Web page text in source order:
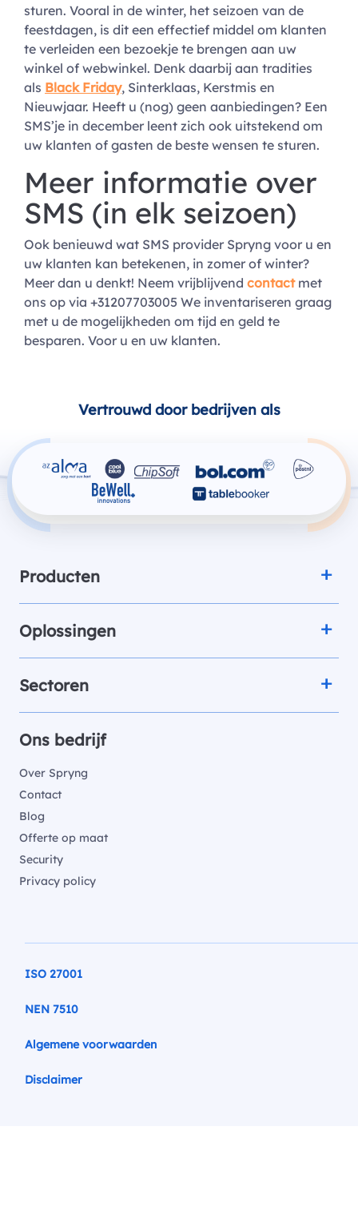
sturen. Vooral in de winter, het seizoen van de
feestdagen, is dit een effectief middel om klanten
te verleiden een bezoekje te brengen aan uw
winkel of webwinkel. Denk daarbij aan tradities
als Black Friday, Sinterklaas, Kerstmis en
Nieuwjaar. Heeft u (nog) geen aanbiedingen? Een
SMS’je in december leent zich ook uitstekend om
uw klanten of gasten de beste wensen te sturen.
Meer informatie over
SMS (in elk seizoen)
Ook benieuwd wat SMS provider Spryng voor u en
uw klanten kan betekenen, in zomer of winter?
Meer dan u denkt! Neem vrijblijvend contactmet
ons op via +31207703005 We inventariseren graag
met u de mogelijkheden om tijd en geld te
besparen. Voor u en uw klanten.
Vertrouwd door bedrijven als
Producten
Oplossingen
Sectoren
Ons bedrijf
Over Spryng
Contact
Blog
Offerte op maat
Security
Privacy policy
ISO 27001
NEN 7510
Algemene voorwaarden
Disclaimer